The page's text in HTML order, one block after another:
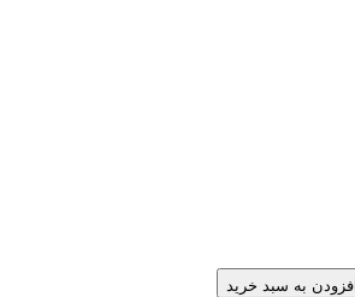
افزودن به سبد خرید